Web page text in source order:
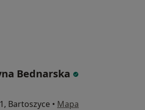
Bednarska
Bartoszyce • Mapa